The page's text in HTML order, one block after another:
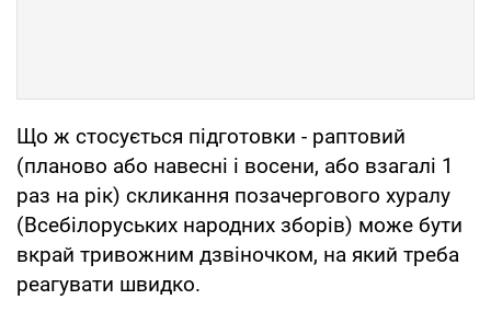
Що ж стосується підготовки - раптовий
(планово або навесні і восени, або взагалі 1
раз на рік) скликання позачергового хуралу
(Всебілоруських народних зборів) може бути
вкрай тривожним дзвіночком, на який треба
реагувати швидко.